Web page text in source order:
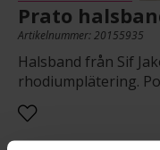
Prato
Artikelnummer: 20155935
Halsband från Sif
rhodiumplätering.